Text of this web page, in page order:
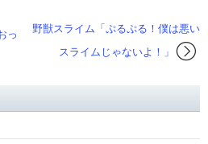
野獣スライム「ぷるぷる！僕は悪い
スライムじゃないよ！」
っ